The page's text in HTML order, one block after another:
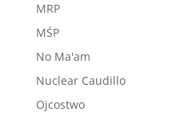
MRP
MŚP
No Ma'am
Nuclear Caudillo
Ojcostwo